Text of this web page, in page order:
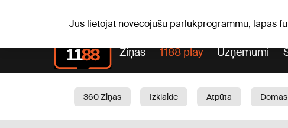
Jūs lietojat novecojušu pārlūkprogrammu, lapas
Ziņas 1188 play Uzņēmumi
360 Ziņas Izklaide Atpūta Domas